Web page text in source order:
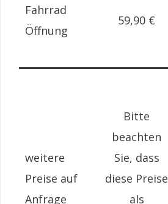
Fahrrad
Öffnung
59,90 €
weitere
Preise auf
Anfrage
Bitte
beachten
Sie, dass
diese Preise
als